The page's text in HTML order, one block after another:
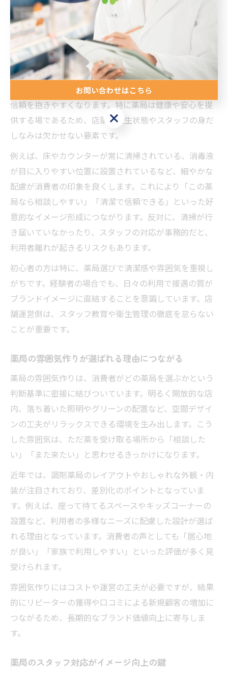
れ方
薬局のイメージは接遇や清潔感で決まる
薬局のブランドイメージは、まず第一に接遇と清潔感に
よって大きく左右されます。来店した際にスタッフの丁
寧な挨拶や親身な対応があるだけで、利用者は安心感や
信頼を抱きやすくなります。特に薬局は健康や安心を提
供する場であるため、店舗の衛生状態やスタッフの身だ
しなみは欠かせない要素です。
例えば、床やカウンターが常に清掃されている、消毒液
が目に入りやすい位置に設置されているなど、細やかな
配慮が消費者の印象を良くします。これにより「この薬
局なら相談しやすい」「清潔で信頼できる」といった好
意的なイメージ形成につながります。反対に、清掃が行
き届いていなかったり、スタッフの対応が事務的だと、
利用者離れが起きるリスクもあります。
初心者の方は特に、薬局選びで清潔感や雰囲気を重視し
がちです。経験者の場合でも、日々の利用で接遇の質が
ブランドイメージに直結することを意識しています。店
舗運営側は、スタッフ教育や衛生管理の徹底を怠らない
ことが重要です。
薬局の雰囲気作りが選ばれる理由につながる
薬局の雰囲気作りは、消費者がどの薬局を選ぶかという
判断基準に密接に結びついています。明るく開放的な店
内、落ち着いた照明やグリーンの配置など、空間デザイ
ンの工夫がリラックスできる環境を生み出します。こう
した雰囲気は、ただ薬を受け取る場所から「相談した
い」「また来たい」と思わせるきっかけになります。
近年では、調剤薬局のレイアウトやおしゃれな外観・内
装が注目されており、差別化のポイントとなっていま
す。例えば、座って待てるスペースやキッズコーナーの
設置など、利用者の多様なニーズに配慮した設計が選ば
れる理由となっています。消費者の声としても「居心地
が良い」「家族で利用しやすい」といった評価が多く見
受けられます。
雰囲気作りにはコストや運営の工夫が必要ですが、結果
的にリピーターの獲得や口コミによる新規顧客の増加に
つながるため、長期的なブランド価値向上に寄与しま
す。
薬局のスタッフ対応がイメージ向上の鍵
お問い合わせはこちら
お問い合わせはこちら